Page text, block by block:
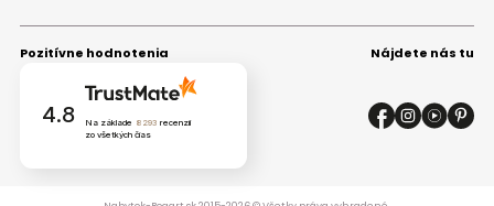
Pozitívne hodnotenia
4.8 Na základe 8293 recenzií
zo všetkých čias
Nájdete nás tu